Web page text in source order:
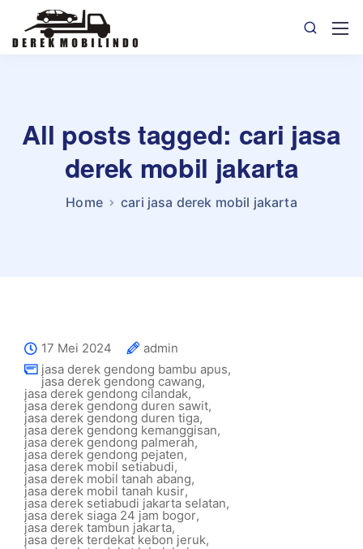
All posts tagged: cari jasa
derek mobil jakarta
Home cari jasa derek mobil jakarta
17 Mei 2024
admin
jasa derek gendong bambu apus,
jasa derek gendong cawang,
jasa derek gendong cilandak,
jasa derek gendong duren sawit,
jasa derek gendong duren tiga,
jasa derek gendong kemanggisan,
jasa derek gendong palmerah,
jasa derek gendong pejaten,
jasa derek mobil setiabudi,
jasa derek mobil tanah abang,
jasa derek mobil tanah kusir,
jasa derek setiabudi jakarta selatan,
jasa derek siaga 24 jam bogor,
jasa derek tambun jakarta,
jasa derek terdekat kebon jeruk,